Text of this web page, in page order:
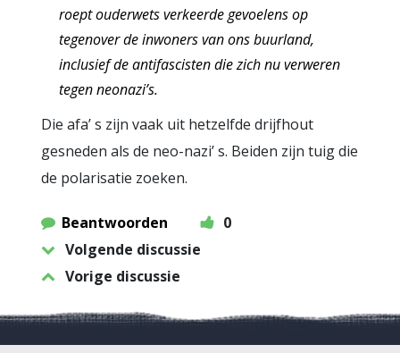
roept ouderwets verkeerde gevoelens op
tegenover de inwoners van ons buurland,
inclusief de antifascisten die zich nu verweren
tegen neonazi’s.
Die afa’ s zijn vaak uit hetzelfde drijfhout
gesneden als de neo-nazi’ s. Beiden zijn tuig die
de polarisatie zoeken.
Beantwoorden
0
Volgende discussie
Vorige discussie